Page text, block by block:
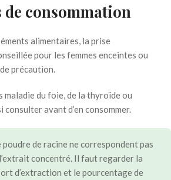
consommation
alimentaires, la prise
pour les femmes enceintes ou
précaution.
maladie du foie, de la thyroïde ou
avant d’en consommer.
poudre de racine ne correspondent pas
concentré. Il faut regarder la
d’extraction et le pourcentage de